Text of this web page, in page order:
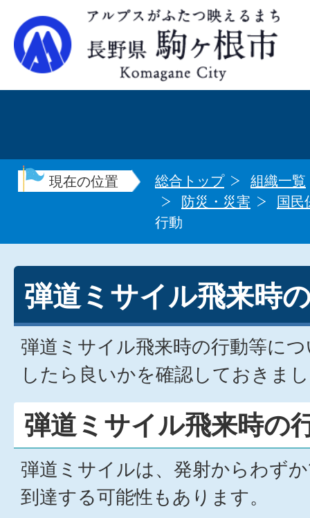
現在の位置 総合トップ
組織一覧
防災・災害
国民
行動
弾道ミサイル飛来時
弾道ミサイル飛来時の行動等に
したら良いかを確認しておきま
弾道ミサイル飛来時の
弾道ミサイルは、発射からわず
到達する可能性もあります。